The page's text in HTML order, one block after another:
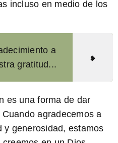
incluso en medio de los
a
gratitud...
es una forma de dar
Cuando agradecemos a
y generosidad, estamos